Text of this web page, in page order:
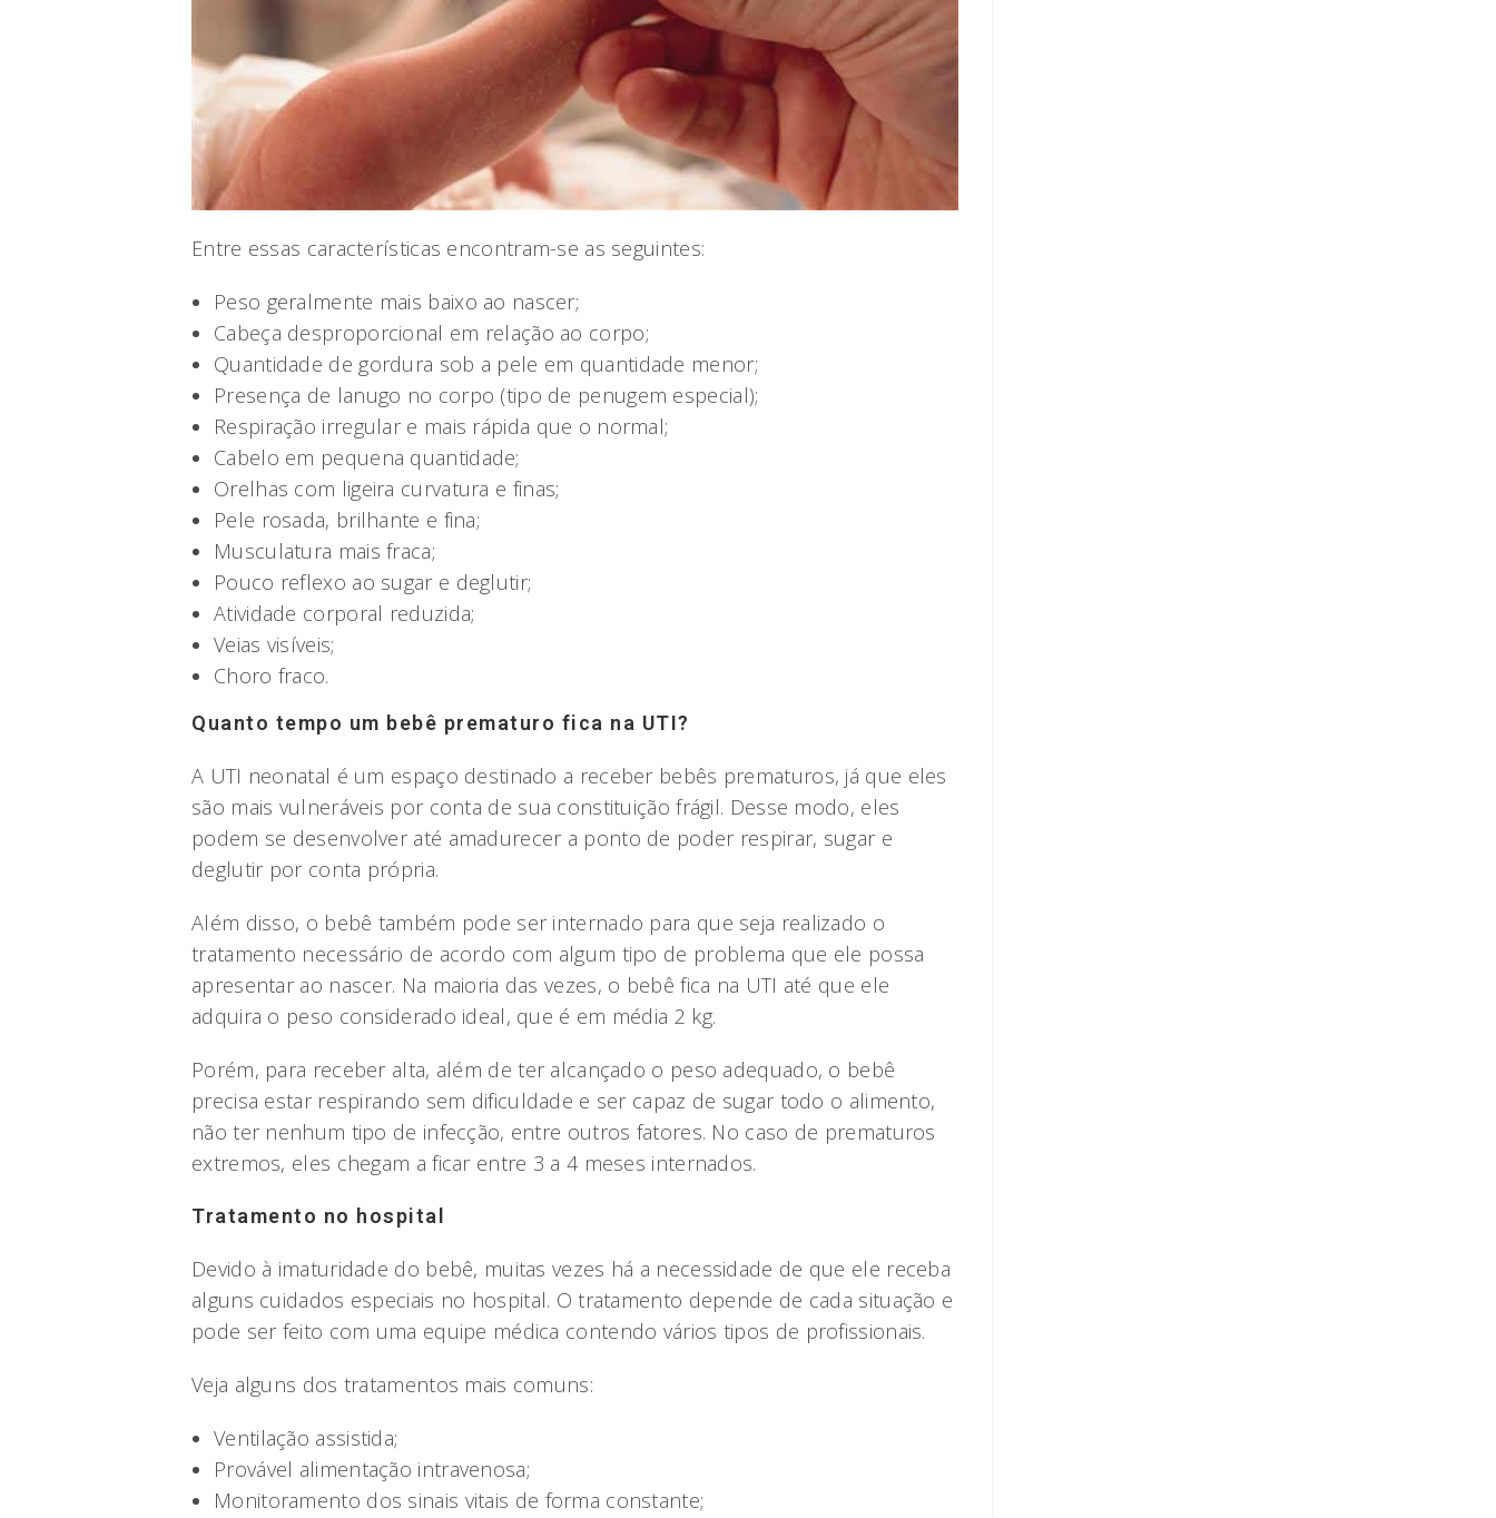
Entre essas características encontram-se as seguintes:
Peso geralmente mais baixo ao nascer;
Cabeça desproporcional em relação ao corpo;
Quantidade de gordura sob a pele em quantidade menor;
Presença de lanugo no corpo (tipo de penugem especial);
Respiração irregular e mais rápida que o normal;
Cabelo em pequena quantidade;
Orelhas com ligeira curvatura e finas;
Pele rosada, brilhante e fina;
Musculatura mais fraca;
Pouco reflexo ao sugar e deglutir;
Atividade corporal reduzida;
Veias visíveis;
Choro fraco.
Quanto tempo um bebê prematuro fica na UTI?
A UTI neonatal é um espaço destinado a receber bebês prematuros, já que eles
são mais vulneráveis por conta de sua constituição frágil. Desse modo, eles
podem se desenvolver até amadurecer a ponto de poder respirar, sugar e
deglutir por conta própria.
Além disso, o bebê também pode ser internado para que seja realizado o
tratamento necessário de acordo com algum tipo de problema que ele possa
apresentar ao nascer. Na maioria das vezes, o bebê fica na UTI até que ele
adquira o peso considerado ideal, que é em média 2 kg.
Porém, para receber alta, além de ter alcançado o peso adequado, o bebê
precisa estar respirando sem dificuldade e ser capaz de sugar todo o alimento,
não ter nenhum tipo de infecção, entre outros fatores. No caso de prematuros
extremos, eles chegam a ficar entre 3 a 4 meses internados.
Tratamento no hospital
Devido à imaturidade do bebê, muitas vezes há a necessidade de que ele receba
alguns cuidados especiais no hospital. O tratamento depende de cada situação e
pode ser feito com uma equipe médica contendo vários tipos de profissionais.
Veja alguns dos tratamentos mais comuns:
Ventilação assistida;
Provável alimentação intravenosa;
Monitoramento dos sinais vitais de forma constante;